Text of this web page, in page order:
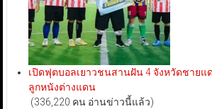
เปิดฟุตบอลเยาวชนสานฝัน 4 จังหวัดชายแ
ลูกหนังต่างแดน
(336,220 คน อ่านข่าวนี้แล้ว)